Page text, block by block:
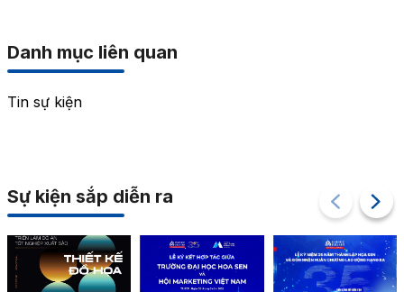
Danh mục liên quan
Tin sự kiện
Sự kiện sắp diễn ra